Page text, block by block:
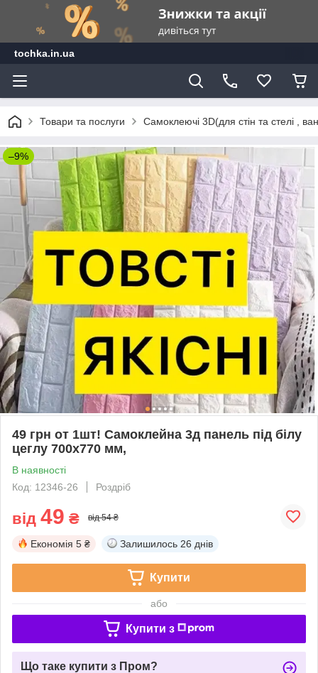
tochka.in.ua
Товари та послуги Самоклеючі 3D(для стін та стелі ,
–9%
49 грн от 1шт! Самоклейна 3д панель під білу
цеглу 700x770 мм,
В наявності
Код: 12346-26
Роздріб
від 49 ₴ від 54 ₴
Економія 5 ₴ Залишилось 26 днів
Купити
або
Купити з
Що таке купити з Пром?